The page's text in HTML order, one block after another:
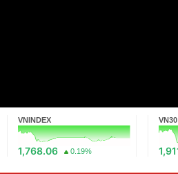
VNINDEX
1,768.06 0.19%
VN30